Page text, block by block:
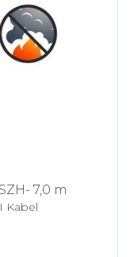
7,0 m
Kabel